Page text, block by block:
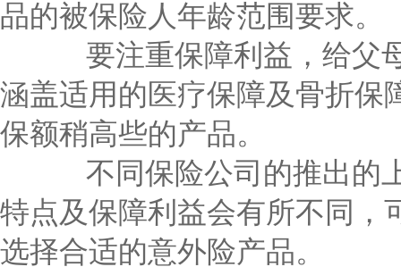
品的被保险人年龄范围要求。
要注重保障利益，给父
涵盖适用的医疗保障及骨折保
保额稍高些的产品。
不同保险公司的推出的
特点及保障利益会有所不同，
选择合适的意外险产品。